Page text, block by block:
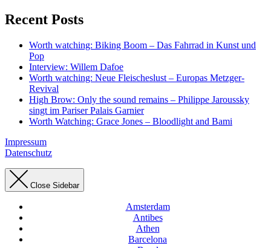
Recent Posts
Worth watching: Biking Boom – Das Fahrrad in Kunst und
Pop
Interview: Willem Dafoe
Worth watching: Neue Fleischeslust – Europas Metzger-
Revival
High Brow: Only the sound remains – Philippe Jaroussky
singt im Pariser Palais Garnier
Worth Watching: Grace Jones – Bloodlight and Bami
Impressum
Datenschutz
Close Sidebar
Amsterdam
Antibes
Athen
Barcelona